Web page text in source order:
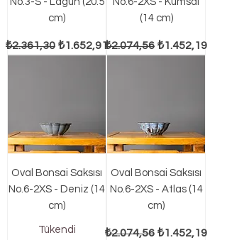
cm)
Normal Fiyat
₺2.361,30 İndirimli Fiyat
₺1.652,91
(14 cm)
Normal Fiyat
₺2.074,56 İndirimli Fiyat
₺1.452,19
Oval Bonsai Saksısı
No.6-2XS - Deniz (14
cm)
Tükendi
Oval Bonsai Saksısı
No.6-2XS - Atlas (14
cm)
Normal Fiyat
₺2.074,56 İndirimli Fiyat
₺1.452,19